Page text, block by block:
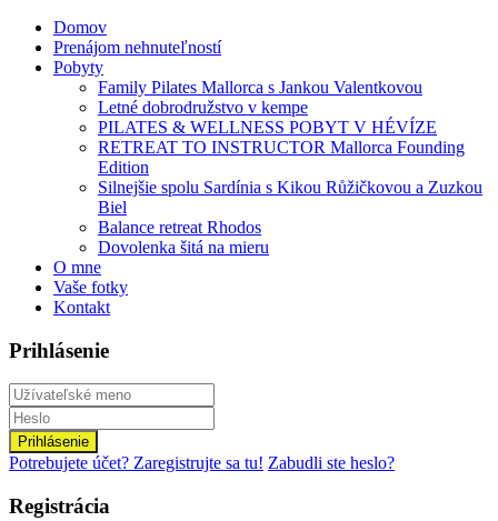
Domov
Prenájom nehnuteľností
Pobyty
Family Pilates Mallorca s Jankou Valentkovou
Letné dobrodružstvo v kempe
PILATES & WELLNESS POBYT V HÉVÍZE
RETREAT TO INSTRUCTOR Mallorca Founding
Edition
Silnejšie spolu Sardínia s Kikou Růžičkovou a Zuzkou
Biel
Balance retreat Rhodos
Dovolenka šitá na mieru
O mne
Vaše fotky
Kontakt
Prihlásenie
Prihlásenie
Potrebujete účet? Zaregistrujte sa tu! Zabudli ste heslo?
Registrácia